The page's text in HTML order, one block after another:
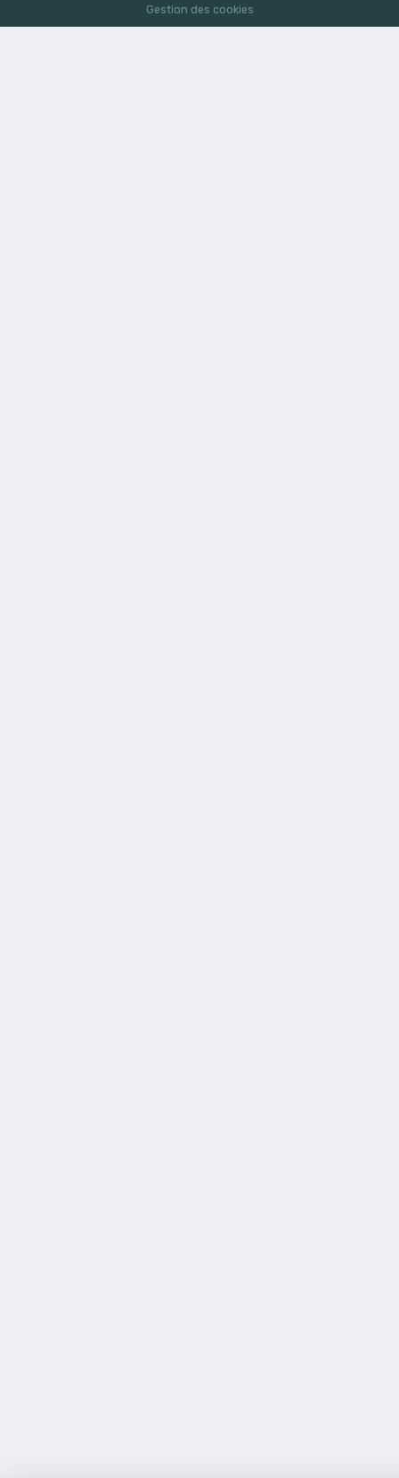
Gestion des cookies